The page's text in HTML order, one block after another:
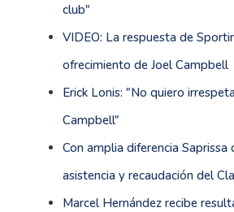
club"
VIDEO: La respuesta de
ofrecimiento de Joel Campbell
Erick Lonis: "No quiero
Campbell"
Con amplia diferencia Saprissa
asistencia y recaudación del
Marcel Hernández recibe